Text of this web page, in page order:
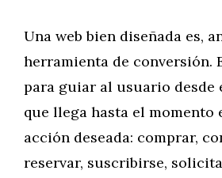
Una web bien diseñada es,
herramienta de conversión.
para guiar al usuario desde
que llega hasta el momento
acción deseada: comprar,
reservar, suscribirse,